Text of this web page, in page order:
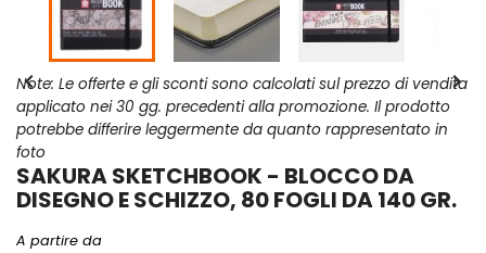
 
Note: Le offerte e gli sconti sono calcolati sul prezzo di vendita
applicato nei 30 gg. precedenti alla promozione. Il prodotto
potrebbe differire leggermente da quanto rappresentato in
foto
SAKURA SKETCHBOOK - BLOCCO DA
DISEGNO E SCHIZZO, 80 FOGLI DA 140 GR.
A partire da